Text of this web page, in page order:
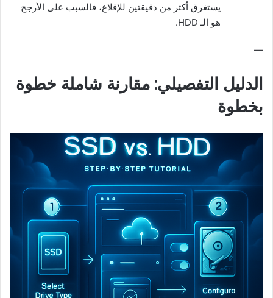
يستغرق أكثر من دقيقتين للإقلاع، فالسبب على الأرجح
هو الـ HDD.
—
الدليل التفصيلي: مقارنة شاملة خطوة
بخطوة